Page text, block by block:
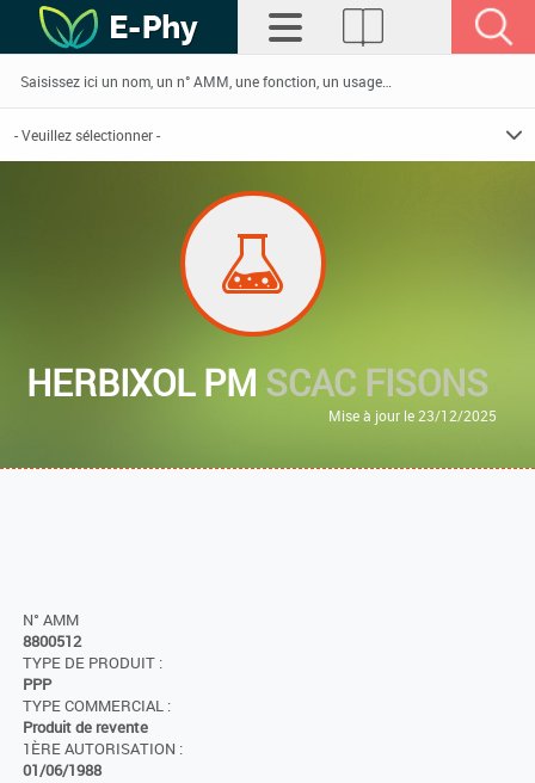
HERBIXOL PM SCAC FISONS
Mise à jour le 23/12/2025
N° AMM
8800512
TYPE DE PRODUIT :
PPP
TYPE COMMERCIAL :
Produit de revente
1ÈRE AUTORISATION :
01/06/1988